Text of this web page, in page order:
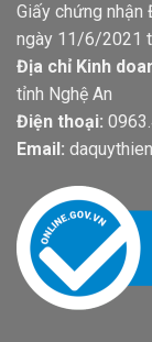
Giấy chứng
ngày 11/6/2021
Địa chỉ Kinh
tỉnh Nghệ
Điện thoại:
Email: